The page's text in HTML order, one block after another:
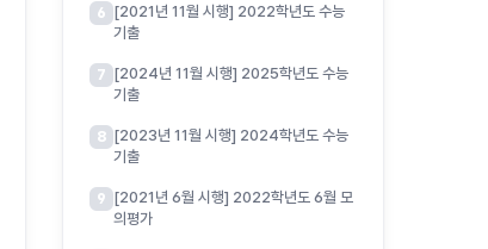
6 [2021년 11월 시행] 2022학년도 수능
기출
7 [2024년 11월 시행] 2025학년도 수능
기출
8 [2023년 11월 시행] 2024학년도 수능
기출
9 [2021년 6월 시행] 2022학년도 6월 모
의평가